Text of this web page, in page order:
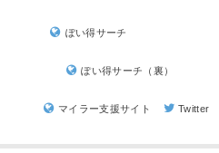
ぽい得サーチ
ぽい得サーチ（裏）
マイラー支援サイト Twitter